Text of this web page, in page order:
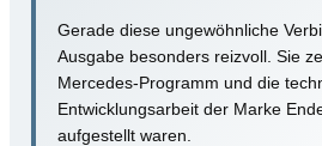
Gerade diese ungewöhnliche
Ausgabe besonders reizvoll. Sie
Mercedes-Programm und die
Entwicklungsarbeit der Marke
aufgestellt waren.